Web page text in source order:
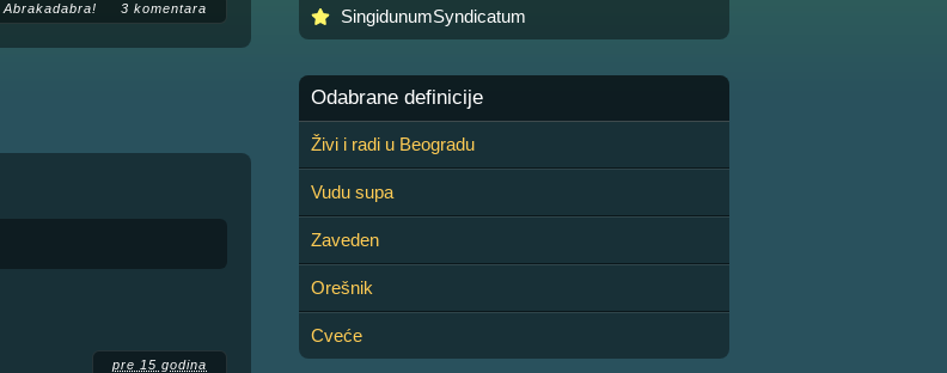
Abrakadabra! 3 komentara
pre 15 godina
SingidunumSyndicatum
Odabrane definicije
Živi i radi u Beogradu
Vudu supa
Zaveden
Orešnik
Cveće